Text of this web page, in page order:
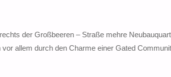
der Großbeeren – Straße mehre
vor allem durch den Charme einer Gated